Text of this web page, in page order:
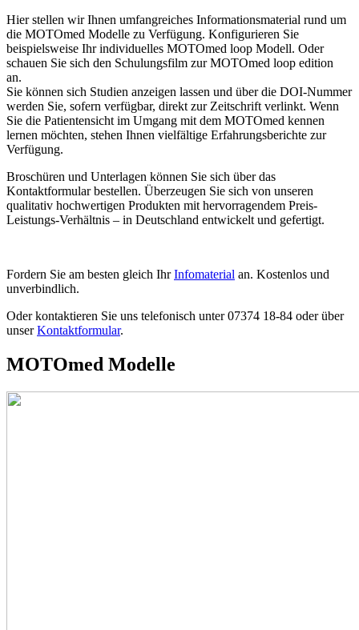
Hier stellen wir Ihnen umfangreiches Informationsmaterial rund um
die MOTOmed Modelle zu Verfügung. Konfigurieren Sie
beispielsweise Ihr individuelles MOTOmed loop Modell. Oder
schauen Sie sich den Schulungsfilm zur MOTOmed loop edition
an.
Sie können sich Studien anzeigen lassen und über die DOI-Nummer
werden Sie, sofern verfügbar, direkt zur Zeitschrift verlinkt. Wenn
Sie die Patientensicht im Umgang mit dem MOTOmed kennen
lernen möchten, stehen Ihnen vielfältige Erfahrungsberichte zur
Verfügung.
Broschüren und Unterlagen können Sie sich über das
Kontaktformular bestellen. Überzeugen Sie sich von unseren
qualitativ hochwertigen Produkten mit hervorragendem Preis-
Leistungs-Verhältnis – in Deutschland entwickelt und gefertigt.
Fordern Sie am besten gleich IhrInfomaterial an. Kostenlos und
unverbindlich.
Oder kontaktieren Sie uns telefonisch unter 07374 18-84 oder über
unserKontaktformular.
MOTOmed Modelle